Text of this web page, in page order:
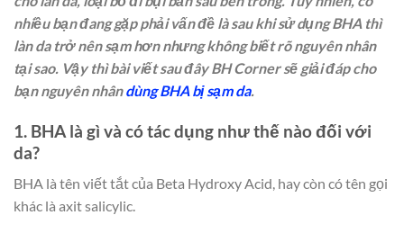
nhiều bạn đang gặp phải vấn đề là sau khi sử dụng BHA thì
làn da trở nên sạm hơn nhưng không biết rõ nguyên nhân
tại sao. Vậy thì bài viết sau đây BH Corner sẽ giải đáp cho
bạn nguyên nhândùng BHA bị sạm da.
1. BHA là gì và có tác dụng như thế nào đối với
da?
BHA là tên viết tắt của Beta Hydroxy Acid, hay còn có tên gọi
khác là axit salicylic.